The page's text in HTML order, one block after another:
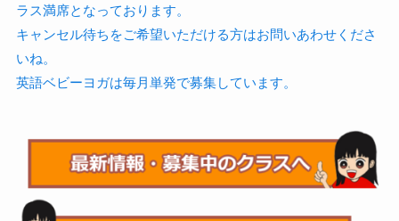
ラス満席となっております。
キャンセル待ちをご希望いただける方はお問いあわせくださ
いね。
英語ベビーヨガは毎月単発で募集しています。